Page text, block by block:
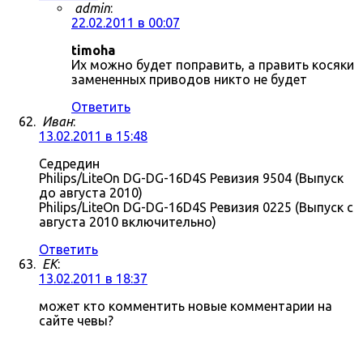
admin:
22.02.2011 в 00:07
timoha
Их можно будет поправить, а править косяки
замененных приводов никто не будет
Ответить
Иван:
13.02.2011 в 15:48
Седредин
Philips/LiteOn DG-DG-16D4S Ревизия 9504 (Выпуск
до августа 2010)
Philips/LiteOn DG-DG-16D4S Ревизия 0225 (Выпуск с
августа 2010 включительно)
Ответить
ЕK:
13.02.2011 в 18:37
может кто комментить новые комментарии на
сайте чевы?